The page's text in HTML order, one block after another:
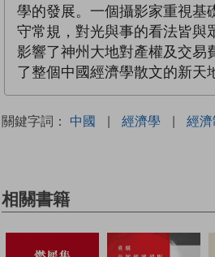
學的發展。一個攝影家重視基
守常規，對光與事的看法皆與
影響了神州大地對產權及交易
了整個中國經濟學散文的新天
關鍵字詞： 中國 | 經濟學 | 經
相關書籍